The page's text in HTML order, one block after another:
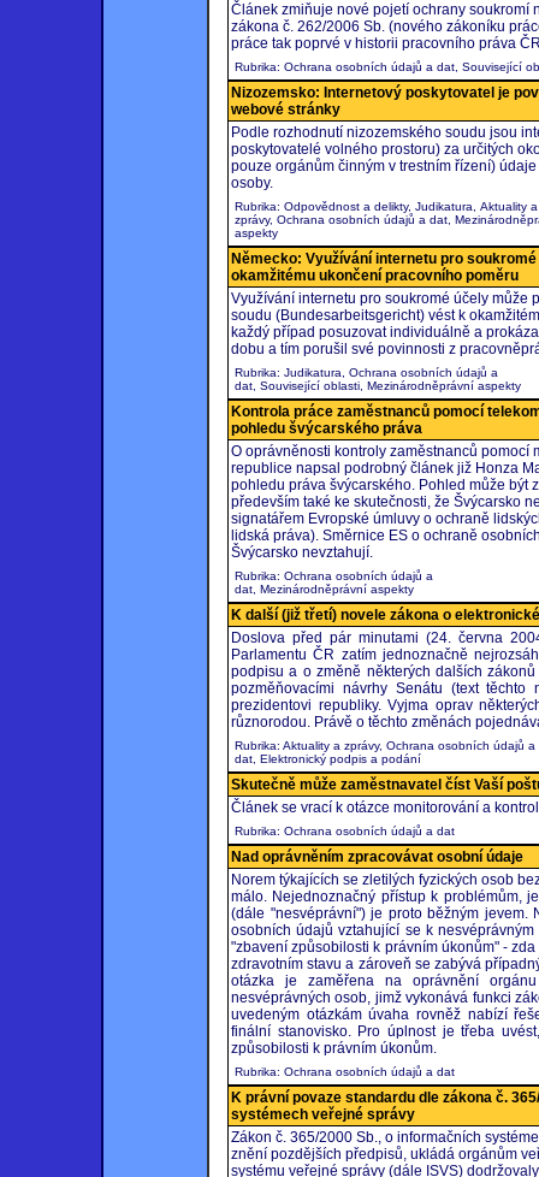
Článek zmiňuje nové pojetí ochrany soukromí
zákona č. 262/2006 Sb. (nového zákoníku
práce tak poprvé v historii pracovního práva
Rubrika: Ochrana osobních údajů a dat, Související
Nizozemsko: Internetový poskytovatel je
webové stránky
Podle rozhodnutí nizozemského soudu jsou
poskytovatelé volného prostoru) za určitých
pouze orgánům činným v trestním řízení)
osoby.
Rubrika: Odpovědnost a delikty, Judikatura, Aktuality a
zprávy, Ochrana osobních údajů a dat,
aspekty
Německo: Využívání internetu pro
okamžitému ukončení pracovního poměru
Využívání internetu pro soukromé účely
soudu (Bundesarbeitsgericht) vést k
každý případ posuzovat individuálně a
dobu a tím porušil své povinnosti z
Rubrika: Judikatura, Ochrana osobních údajů a
dat, Související oblasti, Mezinárodněprávní aspekty
Kontrola práce zaměstnanců pomocí
pohledu švýcarského práva
O oprávněnosti kontroly zaměstnanců
republice napsal podrobný článek již Honza
pohledu práva švýcarského. Pohled může být
především také ke skutečnosti, že Švýcarsko
signatářem Evropské úmluvy o ochraně
lidská práva). Směrnice ES o ochraně
Švýcarsko nevztahují.
Rubrika: Ochrana osobních údajů a
dat, Mezinárodněprávní aspekty
K další (již třetí) novele zákona o
Doslova před pár minutami (24. června
Parlamentu ČR zatím jednoznačně
podpisu a o změně některých dalších
pozměňovacími návrhy Senátu (text těchto
prezidentovi republiky. Vyjma oprav
různorodou. Právě o těchto změnách
Rubrika: Aktuality a zprávy, Ochrana osobních údajů a
dat, Elektronický podpis a podání
Skutečně může zaměstnavatel číst Vaší
Článek se vrací k otázce monitorování a
Rubrika: Ochrana osobních údajů a dat
Nad oprávněním zpracovávat osobní údaje
Norem týkajících se zletilých fyzických osob
málo. Nejednoznačný přístup k problémům,
(dále "nesvéprávní") je proto běžným jevem.
osobních údajů vztahující se k
"zbavení způsobilosti k právním úkonům" -
zdravotním stavu a zároveň se zabývá
otázka je zaměřena na oprávnění
nesvéprávných osob, jimž vykonává funkci
uvedeným otázkám úvaha rovněž nabízí
finální stanovisko. Pro úplnost je třeba
způsobilosti k právním úkonům.
Rubrika: Ochrana osobních údajů a dat
K právní povaze standardu dle zákona č.
systémech veřejné správy
Zákon č. 365/2000 Sb., o informačních
znění pozdějších předpisů, ukládá orgánům
systému veřejné správy (dále ISVS)